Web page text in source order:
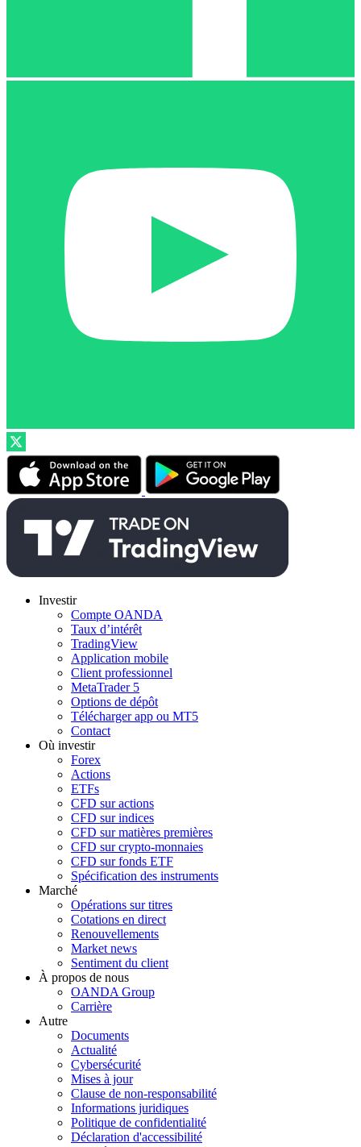
Investir
Compte OANDA
Taux d’intérêt
TradingView
Application mobile
Client professionnel
MetaTrader 5
Options de dépôt
Télécharger app ou MT5
Contact
Où investir
Forex
Actions
ETFs
CFD sur actions
CFD sur indices
CFD sur matières premières
CFD sur crypto-monnaies
CFD sur fonds ETF
Spécification des instruments
Marché
Opérations sur titres
Cotations en direct
Renouvellements
Market news
Sentiment du client
À propos de nous
OANDA Group
Carrière
Autre
Documents
Actualité
Cybersécurité
Mises à jour
Clause de non-responsabilité
Informations juridiques
Politique de confidentialité
Déclaration d'accessibilité